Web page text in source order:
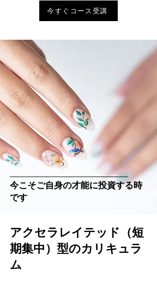
今すぐコース受講
今こそご自身の才能に投資する時
です
アクセラレイテッド（短
期集中）型のカリキュラ
ム